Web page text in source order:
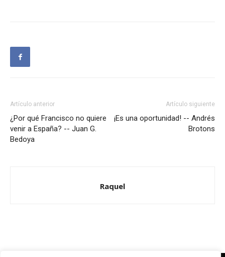
Artículo anterior
¿Por qué Francisco no quiere
venir a España? -- Juan G.
Bedoya
Artículo siguiente
¡Es una oportunidad! -- Andrés
Brotons
Raquel